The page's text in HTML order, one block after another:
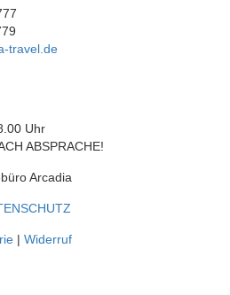
travel.de
Uhr
ABSPRACHE!
Arcadia
| Widerruf